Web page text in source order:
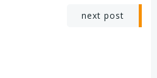
next post